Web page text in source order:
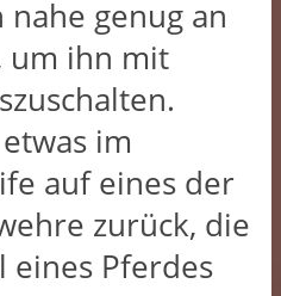
genug an
um ihn mit
im
auf eines der
zurück, die
eines Pferdes